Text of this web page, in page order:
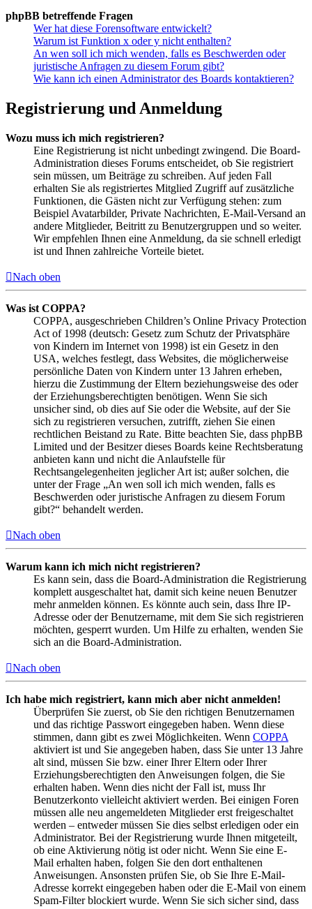
phpBB betreffende Fragen
Wer hat diese Forensoftware entwickelt?
Warum ist Funktion x oder y nicht enthalten?
An wen soll ich mich wenden, falls es Beschwerden oder
juristische Anfragen zu diesem Forum gibt?
Wie kann ich einen Administrator des Boards kontaktieren?
Registrierung und Anmeldung
Wozu muss ich mich registrieren?
Eine Registrierung ist nicht unbedingt zwingend. Die Board-
Administration dieses Forums entscheidet, ob Sie registriert
sein müssen, um Beiträge zu schreiben. Auf jeden Fall
erhalten Sie als registriertes Mitglied Zugriff auf zusätzliche
Funktionen, die Gästen nicht zur Verfügung stehen: zum
Beispiel Avatarbilder, Private Nachrichten, E-Mail-Versand an
andere Mitglieder, Beitritt zu Benutzergruppen und so weiter.
Wir empfehlen Ihnen eine Anmeldung, da sie schnell erledigt
ist und Ihnen zahlreiche Vorteile bietet.
Nach oben
Was ist COPPA?
COPPA, ausgeschrieben Children’s Online Privacy Protection
Act of 1998 (deutsch: Gesetz zum Schutz der Privatsphäre
von Kindern im Internet von 1998) ist ein Gesetz in den
USA, welches festlegt, dass Websites, die möglicherweise
persönliche Daten von Kindern unter 13 Jahren erheben,
hierzu die Zustimmung der Eltern beziehungsweise des oder
der Erziehungsberechtigten benötigen. Wenn Sie sich
unsicher sind, ob dies auf Sie oder die Website, auf der Sie
sich zu registrieren versuchen, zutrifft, ziehen Sie einen
rechtlichen Beistand zu Rate. Bitte beachten Sie, dass phpBB
Limited und der Besitzer dieses Boards keine Rechtsberatung
anbieten kann und nicht die Anlaufstelle für
Rechtsangelegenheiten jeglicher Art ist; außer solchen, die
unter der Frage „An wen soll ich mich wenden, falls es
Beschwerden oder juristische Anfragen zu diesem Forum
gibt?“ behandelt werden.
Nach oben
Warum kann ich mich nicht registrieren?
Es kann sein, dass die Board-Administration die Registrierung
komplett ausgeschaltet hat, damit sich keine neuen Benutzer
mehr anmelden können. Es könnte auch sein, dass Ihre IP-
Adresse oder der Benutzername, mit dem Sie sich registrieren
möchten, gesperrt wurden. Um Hilfe zu erhalten, wenden Sie
sich an die Board-Administration.
Nach oben
Ich habe mich registriert, kann mich aber nicht anmelden!
Überprüfen Sie zuerst, ob Sie den richtigen Benutzernamen
und das richtige Passwort eingegeben haben. Wenn diese
stimmen, dann gibt es zwei Möglichkeiten. Wenn COPPA
aktiviert ist und Sie angegeben haben, dass Sie unter 13 Jahre
alt sind, müssen Sie bzw. einer Ihrer Eltern oder Ihrer
Erziehungsberechtigten den Anweisungen folgen, die Sie
erhalten haben. Wenn dies nicht der Fall ist, muss Ihr
Benutzerkonto vielleicht aktiviert werden. Bei einigen Foren
müssen alle neu angemeldeten Mitglieder erst freigeschaltet
werden – entweder müssen Sie dies selbst erledigen oder ein
Administrator. Bei der Registrierung wurde Ihnen mitgeteilt,
ob eine Aktivierung nötig ist oder nicht. Wenn Sie eine E-
Mail erhalten haben, folgen Sie den dort enthaltenen
Anweisungen. Ansonsten prüfen Sie, ob Sie Ihre E-Mail-
Adresse korrekt eingegeben haben oder die E-Mail von einem
Spam-Filter blockiert wurde. Wenn Sie sich sicher sind, dass